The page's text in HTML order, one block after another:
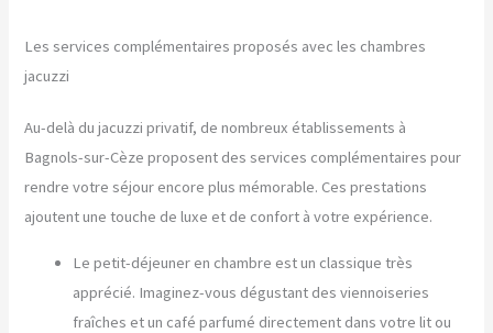
Les services complémentaires proposés avec les chambres
jacuzzi
Au-delà du jacuzzi privatif, de nombreux établissements à
Bagnols-sur-Cèze proposent des services complémentaires pour
rendre votre séjour encore plus mémorable. Ces prestations
ajoutent une touche de luxe et de confort à votre expérience.
Le petit-déjeuner en chambre est un classique très
apprécié. Imaginez-vous dégustant des viennoiseries
fraîches et un café parfumé directement dans votre lit ou